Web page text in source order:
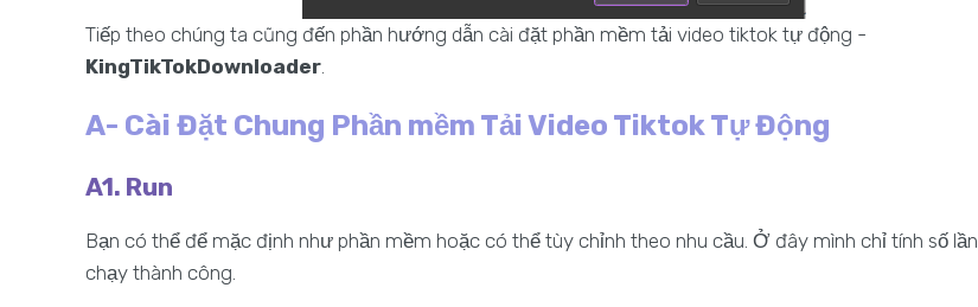
Tiếp theo chúng ta cũng đến phần hướng dẫn cài đặt phần mềm tải video tiktok tự động -
KingTikTokDownloader.
A- Cài Đặt Chung Phần mềm Tải Video Tiktok Tự Động
A1. Run
Bạn có thể để mặc định như phần mềm hoặc có thể tùy chỉnh theo nhu cầu. Ở đây mình chỉ tính số lần
chạy thành công.